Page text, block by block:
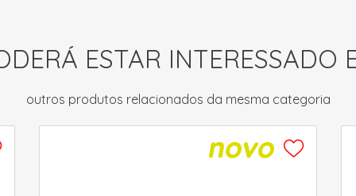
ESTAR INTERESSADO
outros produtos relacionados da mesma categoria